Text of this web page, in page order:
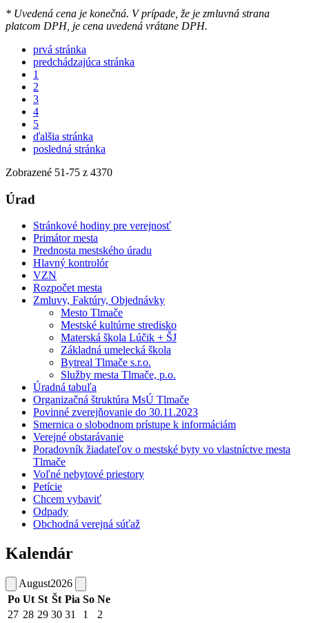
* Uvedená cena je konečná. V prípade, že je zmluvná strana
platcom DPH, je cena uvedená vrátane DPH.
prvá stránka
predchádzajúca stránka
1
2
3
4
5
ďalšia stránka
posledná stránka
Zobrazené 51-75 z 4370
Úrad
Stránkové hodiny pre verejnosť
Primátor mesta
Prednosta mestského úradu
Hlavný kontrolór
VZN
Rozpočet mesta
Zmluvy, Faktúry, Objednávky
Mesto Tlmače
Mestské kultúrne stredisko
Materská škola Lúčik + ŠJ
Základná umelecká škola
Bytreal Tlmače s.r.o.
Služby mesta Tlmače, p.o.
Úradná tabuľa
Organizačná štruktúra MsÚ Tlmače
Povinné zverejňovanie do 30.11.2023
Smernica o slobodnom prístupe k informáciám
Verejné obstarávanie
Poradovník žiadateľov o mestské byty vo vlastníctve mesta
Tlmače
Voľné nebytové priestory
Petície
Chcem vybaviť
Odpady
Obchodná verejná súťaž
Kalendár
August2026
Po Ut St Št Pia So Ne
27 28 29 30 31 1
2